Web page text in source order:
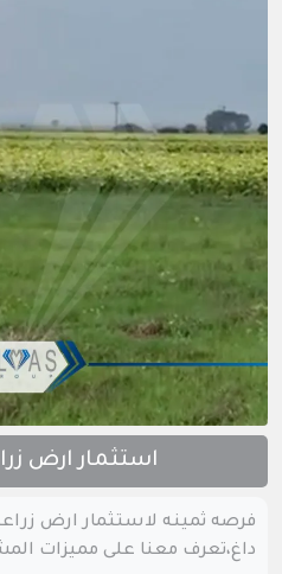
استثمار ارض
فرصه ثمينه لاستثمار ارض
داغ،تعرف معنا على مميزات